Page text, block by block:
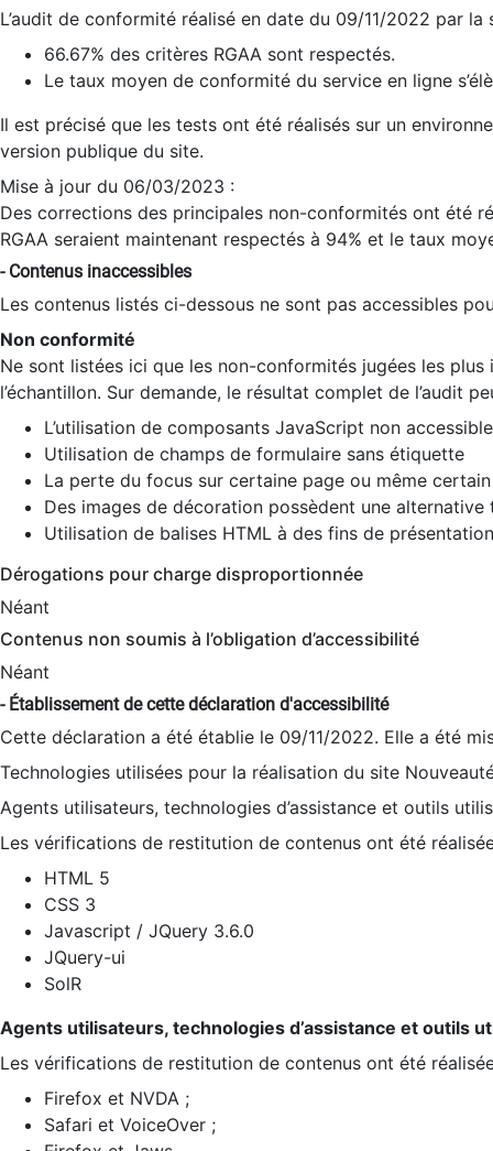
L’audit de conformité réalisé en date du 09/11/2022 par
66.67% des critères RGAA sont respectés.
Le taux moyen de conformité du service en ligne
Il est précisé que les tests ont été réalisés sur un
version publique du site.
Mise à jour du 06/03/2023 :
Des corrections des principales non-conformités ont été
RGAA seraient maintenant respectés à 94% et le taux
- Contenus inaccessibles
Les contenus listés ci-dessous ne sont pas accessibles
Non conformité
Ne sont listées ici que les non-conformités jugées les
l’échantillon. Sur demande, le résultat complet de l’audit
L’utilisation de composants JavaScript non
Utilisation de champs de formulaire sans étiquette
La perte du focus sur certaine page ou même
Des images de décoration possèdent une alternative
Utilisation de balises HTML à des fins de
Dérogations pour charge disproportionnée
Néant
Contenus non soumis à l’obligation d’accessibilité
Néant
- Établissement de cette déclaration d'accessibilité
Cette déclaration a été établie le 09/11/2022. Elle a été
Technologies utilisées pour la réalisation du site
Agents utilisateurs, technologies d’assistance et outils
Les vérifications de restitution de contenus ont été
HTML 5
CSS 3
Javascript / JQuery 3.6.0
JQuery-ui
SolR
Agents utilisateurs, technologies d’assistance et outils
Les vérifications de restitution de contenus ont été
Firefox et NVDA ;
Safari et VoiceOver ;